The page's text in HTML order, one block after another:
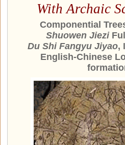
With Archaic
Componential
Shuowen Jiezi
Du Shi Fangyu Jiyao,
English-Chinese